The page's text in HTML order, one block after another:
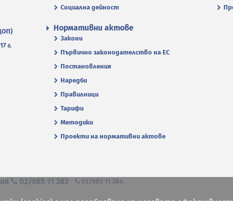
Социална дейност
г.
Нормативни актове
Закони
Първично законодателство на ЕС
Постановления
Наредби
Правилници
Тарифи
Методики
Проекти на нормативни актове
02/985 11 383 02/985 11 384